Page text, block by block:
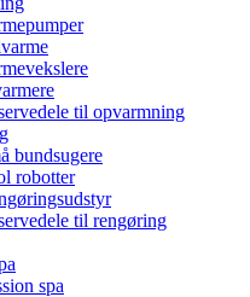
til opvarmning
bundsugere
robotter
til rengøring
spa